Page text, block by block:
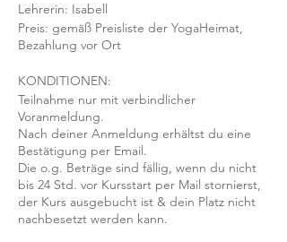
Lehrerin: Isabell
Preis: gemäß Preisliste der YogaHeimat,
Bezahlung vor Ort
KONDITIONEN:
Teilnahme nur mit verbindlicher
Voranmeldung.
Nach deiner Anmeldung erhältst du eine
Bestätigung per Email.
Die o.g. Beträge sind fällig, wenn du nicht
bis 24 Std. vor Kursstart per Mail stornierst,
der Kurs ausgebucht ist & dein Platz nicht
nachbesetzt werden kann.